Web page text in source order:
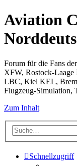
Aviation
Forum für die Fans
XFW, Rostock-
LBC, Kiel KEL,
Flugzeug-Simulation,
Zum Inhalt
Schnellzugriff